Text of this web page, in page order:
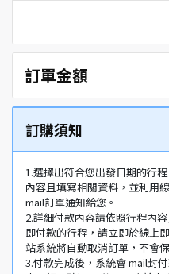
訂單金額
訂購須知
1.選擇出符合您出發日期的行
內容且填寫相關資料，並利用
mail訂單通知給您。
2.詳細付款內容請依照行程內
即付款的行程，請立即於線上
站系統將自動取消訂單，不會
3.付款完成後，系統會 mail封